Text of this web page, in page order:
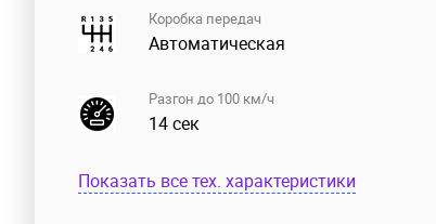
Коробка передач
Автоматическая
Разгон до 100 км/ч
14 сек
Показать все тех. характеристики